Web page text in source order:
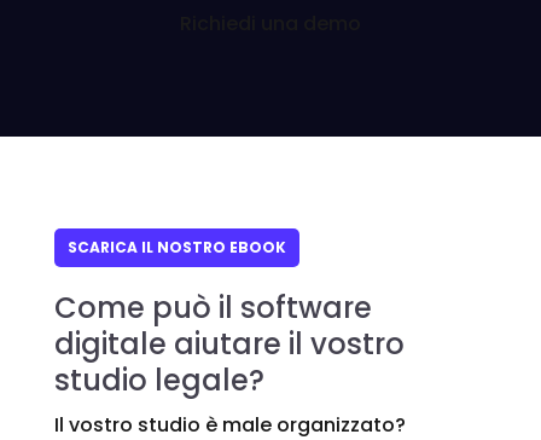
SCARICA IL NOSTRO EBOOK
Come può il software
digitale aiutare il vostro
studio legale?
Il vostro studio è male organizzato?